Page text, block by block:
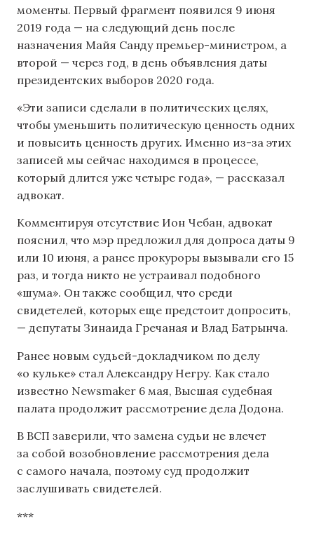
моменты. Первый фрагмент появился 9 июня
2019 года — на следующий день после
назначения Майя Санду премьер-министром, а
второй — через год, в день объявления даты
президентских выборов 2020 года.
«Эти записи сделали в политических целях,
чтобы уменьшить политическую ценность одних
и повысить ценность других. Именно из-за этих
записей мы сейчас находимся в процессе,
который длится уже четыре года», — рассказал
адвокат.
Комментируя отсутствие Ион Чебан, адвокат
пояснил, что мэр предложил для допроса даты 9
или 10 июня, а ранее прокуроры вызывали его 15
раз, и тогда никто не устраивал подобного
«шума». Он также сообщил, что среди
свидетелей, которых еще предстоит допросить,
— депутаты Зинаида Гречаная и Влад Батрынча.
Ранее новым судьей-докладчиком по делу
«о кульке» стал Александру Негру. Как стало
известно Newsmaker 6 мая, Высшая судебная
палата продолжит рассмотрение дела Додона.
В ВСП заверили, что замена судьи не влечет
за собой возобновление рассмотрения дела
с самого начала, поэтому суд продолжит
заслушивать свидетелей.
***